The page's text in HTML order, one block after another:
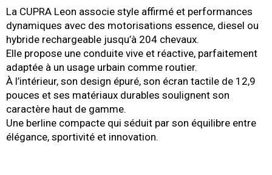
La CUPRA Leon associe style affirmé et performances
dynamiques avec des motorisations essence, diesel ou
hybride rechargeable jusqu’à 204 chevaux.
Elle propose une conduite vive et réactive, parfaitement
adaptée à un usage urbain comme routier.
À l’intérieur, son design épuré, son écran tactile de 12,9
pouces et ses matériaux durables soulignent son
caractère haut de gamme.
Une berline compacte qui séduit par son équilibre entre
élégance, sportivité et innovation.